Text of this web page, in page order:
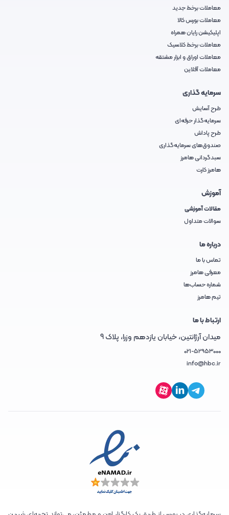
معاملات برخط جدید
معاملات بورس کالا
اپلیکیشن رایان همراه
معاملات برخط کلاسیک
معاملات اوراق و ابزار مشتقه
معاملات آفلاین
سرمایه گذاری
طرح آسایش
سرمایه‌گذار حرفه‌ای
طرح پاداش
صندوق‌های سرمایه‌گذاری
سبدگردانی هامرز
هامرز کارت
آموزش
مقالات آموزشی
سوالات متداول
درباره ما
تماس با ما
معرفی هامرز
شماره حساب‌ها
تیم هامرز
ارتباط با ما
میدان آرژانتین، خیابان یازدهم وزرا، پلاک 9
021-52953000
info@hbc.ir